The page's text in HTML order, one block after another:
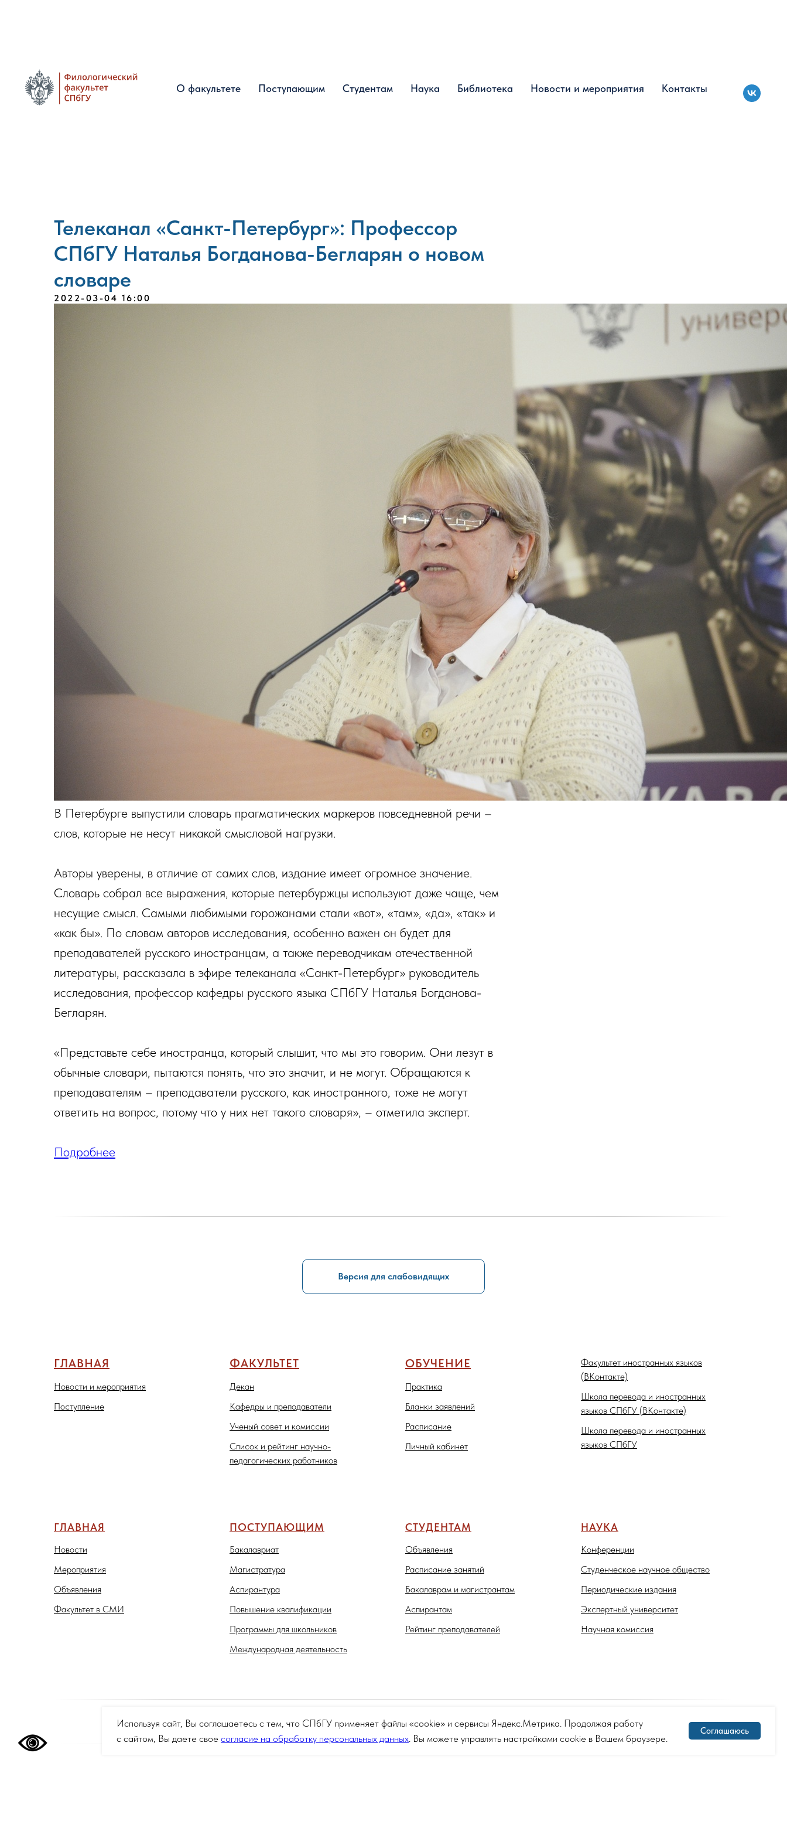
О факультете Поступающим Студентам Наука Библиотека Новости и мероприятия Контакты
О факультете Поступающим Студентам Наука Библиотека Новости и мероприятия Контакты
Телеканал «Санкт-Петербург»: Профессор
СПбГУ Наталья Богданова-Бегларян о новом
словаре
2022-03-04 16:00
В Петербурге выпустили словарь прагматических маркеров повседневной речи –
слов, которые не несут никакой смысловой нагрузки.
Авторы уверены, в отличие от самих слов, издание имеет огромное значение.
Словарь собрал все выражения, которые петербуржцы используют даже чаще, чем
несущие смысл. Самыми любимыми горожанами стали «вот», «там», «да», «так» и
«как бы». По словам авторов исследования, особенно важен он будет для
преподавателей русского иностранцам, а также переводчикам отечественной
литературы, рассказала в эфире телеканала «Санкт-Петербург» руководитель
исследования, профессор кафедры русского языка СПбГУ Наталья Богданова-
Бегларян.
«Представьте себе иностранца, который слышит, что мы это говорим. Они лезут в
обычные словари, пытаются понять, что это значит, и не могут. Обращаются к
преподавателям – преподаватели русского, как иностранного, тоже не могут
ответить на вопрос, потому что у них нет такого словаря», – отметила эксперт.
Подробнее
Версия для слабовидящих
ГЛАВНАЯ
Новости и мероприятия
Поступление
ФАКУЛЬТЕТ
Декан
Кафедры и преподаватели
Ученый совет и комиссии
Список и рейтинг научно-
педагогических работников
ОБУЧЕНИЕ
Практика
Бланки заявлений
Расписание
Личный кабинет
Факультет иностранных языков
(ВКонтакте)
Школа перевода и иностранных
языков СПбГУ (ВКонтакте)
Школа перевода и иностранных
языков СПбГУ
ГЛАВНАЯ
Новости
Мероприятия
Объявления
Факультет в СМИ
ПОСТУПАЮЩИМ
Бакалавриат
Магистратура
Аспирантура
Повышение квалификации
Программы для школьников
Международная деятельность
СТУДЕНТАМ
Объявления
Расписание занятий
Бакалаврам и магистрантам
Аспирантам
Рейтинг преподавателей
НАУКА
Конференции
Студенческое научное общество
Периодические издания
Экспертный университет
Научная комиссия
Используя сайт, Вы соглашаетесь с тем, что СПбГУ применяет файлы «cookie» и сервисы Яндекс.Метрика. Продолжая работу
с сайтом, Вы даете свое согласие на обработку персональных данных. Вы можете управлять настройками cookie в Вашем браузере.
Соглашаюсь